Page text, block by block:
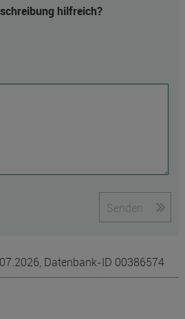
hilfreich?
Senden
Datenbank-ID 00386574